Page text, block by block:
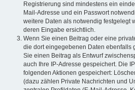
Registrierung sind mindestens ein
Mail-Adresse und ein Passwort
weitere Daten als notwendig festgelegt
deren Eingabe ersichtlich.
Wenn Sie einen Beitrag oder eine
die dort eingegebenen Daten ebenfalls
Sie einen Beitrag als Entwurf
auch Ihre IP-Adresse gespeichert. Die
folgenden Aktionen gespeichert:
(dazu zählen Private Nachrichten und